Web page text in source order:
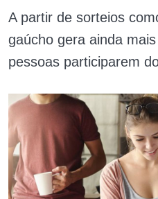
A partir de sorteios
gaúcho gera ainda
pessoas participarem